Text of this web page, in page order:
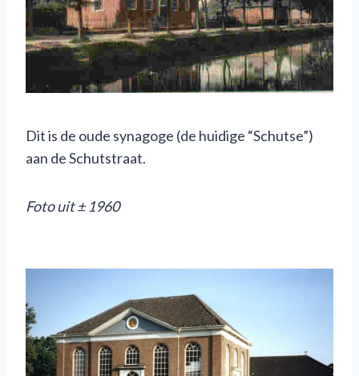
Dit is de oude synagoge (de huidige “Schutse”)
aan de Schutstraat.
Foto uit±1960